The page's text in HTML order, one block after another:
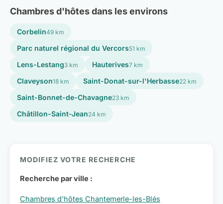
Chambres d'hôtes dans les environs
Corbelin49 km
Parc naturel régional du Vercors51 km
Lens-Lestang3 km Hauterives7 km
Claveyson18 km Saint-Donat-sur-l'Herbasse22 km
Saint-Bonnet-de-Chavagne23 km
Châtillon-Saint-Jean24 km
MODIFIEZ VOTRE RECHERCHE
Recherche par ville :
Chambres d'hôtes Chantemerle-les-Blés